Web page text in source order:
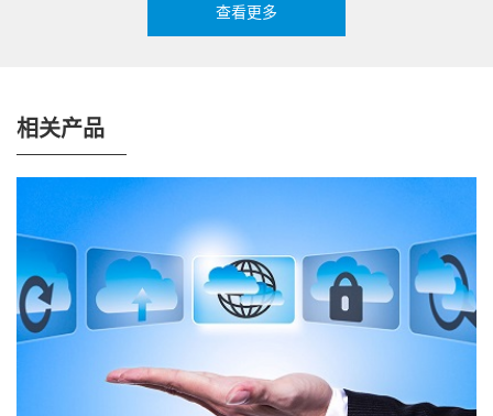
到几小时甚至几分钟。查看更多
相关产品